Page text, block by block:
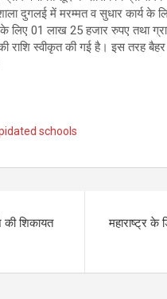
दुगलई में मरम्मत व सुधार कार्य के
लिए 01 लाख 25 हजार रुपए तथा
राशि स्वीकृत की गई है। इस तरह
schools
शिकायत
महाराष्ट्र के